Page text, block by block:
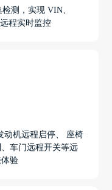
测，实现 VIN、
程实时监控
动机远程启停、 座椅
车门远程开关等远
验